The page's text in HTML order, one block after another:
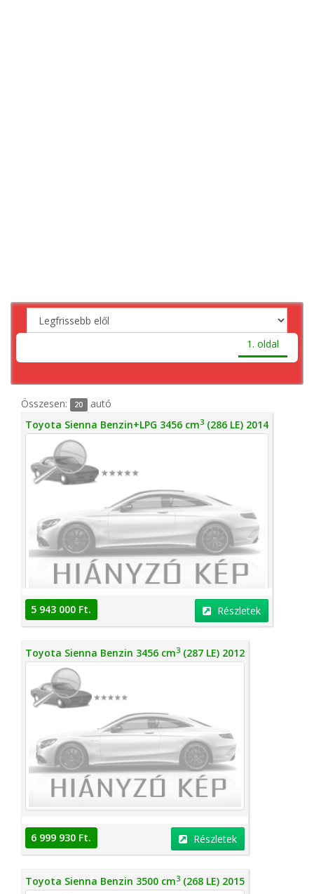
1. oldal
Összesen: 20 autó
Toyota Sienna Benzin+LPG 3456 cm3 (286 LE) 2014
5 943 000 Ft. Részletek
Toyota Sienna Benzin 3456 cm3 (287 LE) 2012
6 999 930 Ft. Részletek
Toyota Sienna Benzin 3500 cm3 (268 LE) 2015